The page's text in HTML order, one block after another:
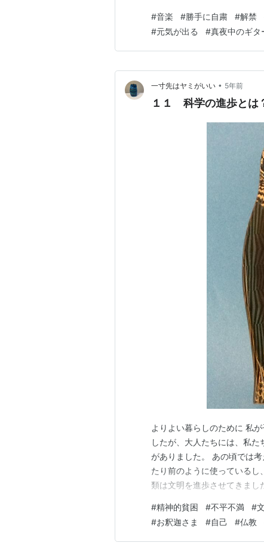
いた時期がありまして。 東
けのことがあったので音楽を
#音楽 #勝手に自粛 #解禁
#元気が出る #真夜中のギタ
一寸先はヤミがいい • 5年前
１１ 科学の進歩とは
よりよい暮らしのために 私
したが、大人たちには、私
がありました。 あの頃では
たり前のように使っているし
類は文明を進歩させてきまし
か？ 答えはＮＯです。 イン
し、会話が絶えなかった。
#精神的貧困 #不平不満 #
#お釈迦さま #自己 #仏教